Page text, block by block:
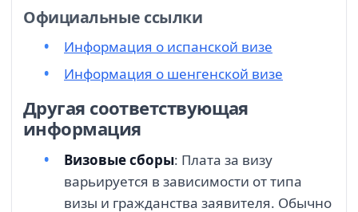
Официальные ссылки
Информация о испанской визе
Информация о шенгенской визе
Другая соответствующая
информация
Визовые сборы: Плата за визу
варьируется в зависимости от типа
визы и гражданства заявителя. Обычно